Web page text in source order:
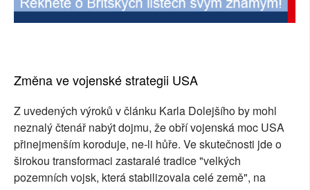
Změna ve vojenské strategii USA
Z uvedených výroků v článku Karla Dolejšího by mohl
neznalý čtenář nabýt dojmu, že obří vojenská moc USA
přinejmenším koroduje, ne-li hůře. Ve skutečnosti jde o
širokou transformaci zastaralé tradice "velkých
pozemních vojsk, která stabilizovala celé země", na